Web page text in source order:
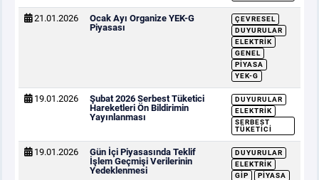
21.01.2026
Ocak Ayı Organize YEK-G
Piyasası
ÇEVRESEL
DUYURULAR
ELEKTRIK
GENEL
PIYASA
YEK-G
19.01.2026
Şubat 2026 Serbest Tüketici
Hareketleri Ön Bildirimin
Yayınlanması
DUYURULAR
ELEKTRIK
SERBEST
TÜKETICI
19.01.2026
Gün İçi Piyasasında Teklif
İşlem Geçmişi Verilerinin
Yedeklenmesi
DUYURULAR
ELEKTRIK
GİP
PIYASA